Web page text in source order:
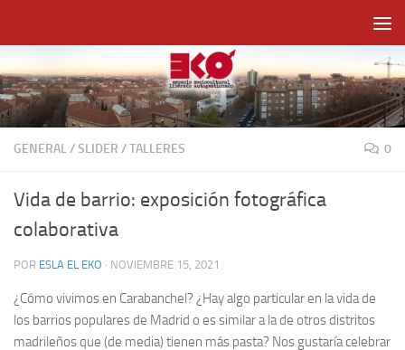
GENERAL/SLIDER /TALLERES 0
Vida de barrio: exposición fotográfica
colaborativa
POR ESLA EL EKO · NOVIEMBRE 15, 2021
¿Cómo vivimos en Carabanchel? ¿Hay algo particular en la vida de
los barrios populares de Madrid o es similar a la de otros distritos
madrileños que (de media) tienen más pasta? Nos gustaría celebrar